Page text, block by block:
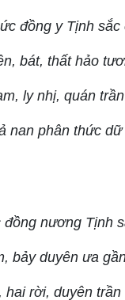
đồng y Tịnh sắc
bát, thất hảo
ly nhị, quán
nan phân thức dữ
đồng nương Tịnh
bảy duyên ưa
hai rời, duyên trần